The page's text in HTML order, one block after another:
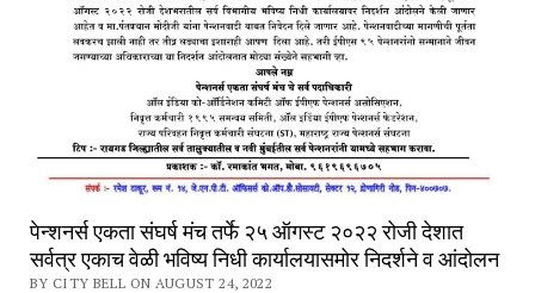
पेन्शनर्स एकता संघर्ष मंच तर्फे २५ ऑगस्ट २०२२ रोजी देशात
सर्वत्र एकाच वेळी भविष्य निधी कार्यालयासमोर निदर्शने व आंदोलन
BY CITY BELL ON AUGUST 24, 2022